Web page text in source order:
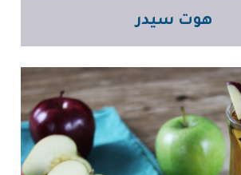
هوت سيدر